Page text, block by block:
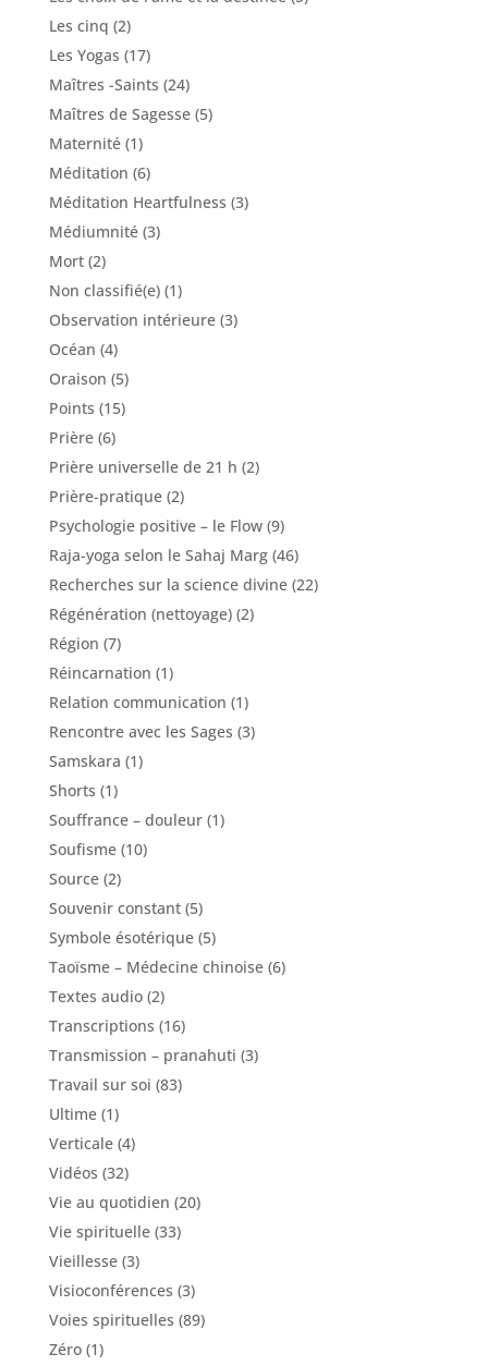
Les cinq (2)
Les Yogas (17)
Maîtres -Saints (24)
Maîtres de Sagesse(5)
Maternité(1)
Méditation (6)
Méditation Heartfulness (3)
Médiumnité(3)
Mort(2)
Non classifié(e)(1)
Observation intérieure(3)
Océan (4)
Oraison (5)
Points (15)
Prière(6)
Prière universelle de 21 h (2)
Prière-pratique(2)
Psychologie positive – le Flow(9)
Raja-yoga selon le Sahaj Marg(46)
Recherches sur la science divine(22)
Régénération (nettoyage)(2)
Région (7)
Réincarnation (1)
Relation communication (1)
Rencontre avec les Sages (3)
Samskara (1)
Shorts (1)
Souffrance – douleur(1)
Soufisme(10)
Source(2)
Souvenir constant(5)
Symbole ésotérique(5)
Taoïsme – Médecine chinoise(6)
Textes audio(2)
Transcriptions (16)
Transmission – pranahuti (3)
Travail sur soi (83)
Ultime(1)
Verticale(4)
Vidéos (32)
Vie au quotidien (20)
Vie spirituelle(33)
Vieillesse(3)
Visioconférences (3)
Voies spirituelles (89)
Zéro(1)